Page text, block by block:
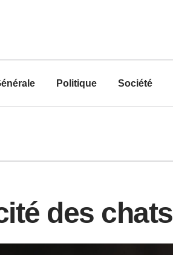
Politique Société
des chats